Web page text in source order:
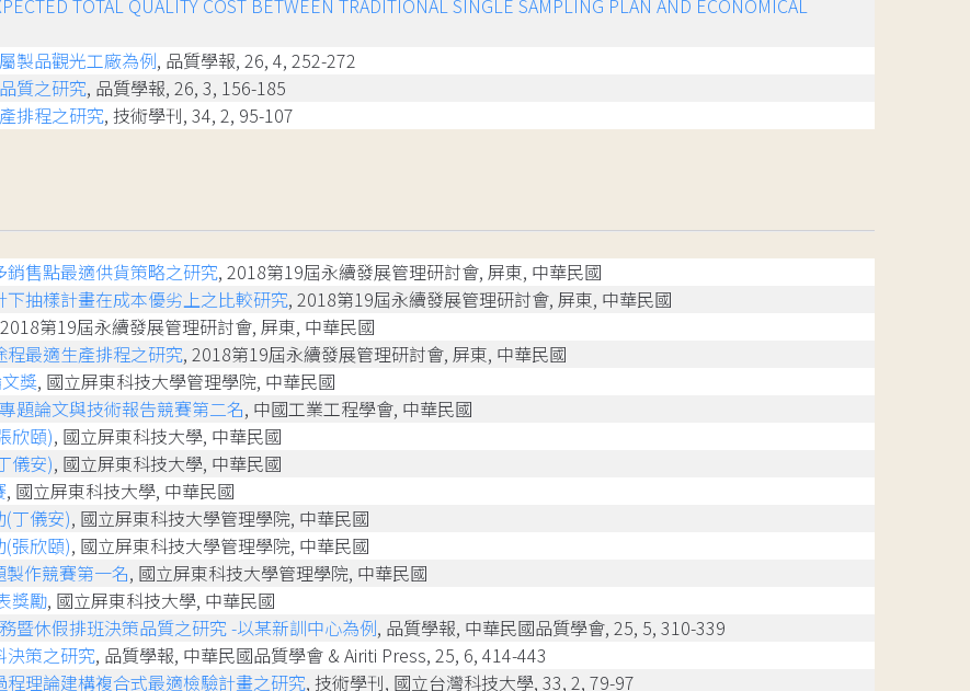
TOTAL QUALITY COST BETWEEN TRADITIONAL SINGLE SAMPLING PLAN AND ECONOMICAL
製品觀光工廠為例, 品質學報, 26, 4, 252-272
質之研究, 品質學報, 26, 3, 156-185
排程之研究, 技術學刊, 34, 2, 95-107
售點最適供貨策略之研究, 2018第19屆永續發展管理研討會, 屏東, 中華民國
抽樣計畫在成本優劣上之比較研究, 2018第19屆永續發展管理研討會, 屏東, 中華民國
第19屆永續發展管理研討會, 屏東, 中華民國
最適生產排程之研究, 2018第19屆永續發展管理研討會, 屏東, 中華民國
獎, 國立屏東科技大學管理學院, 中華民國
題論文與技術報告競賽第二名, 中國工業工程學會, 中華民國
欣頤), 國立屏東科技大學, 中華民國
儀安), 國立屏東科技大學, 中華民國
, 國立屏東科技大學, 中華民國
丁儀安), 國立屏東科技大學管理學院, 中華民國
張欣頤), 國立屏東科技大學管理學院, 中華民國
作競賽第一名, 國立屏東科技大學管理學院, 中華民國
獎勵, 國立屏東科技大學, 中華民國
暨休假排班決策品質之研究 -以某新訓中心為例, 品質學報, 中華民國品質學會, 25, 5, 310-339
決策之研究, 品質學報, 中華民國品質學會 & Airiti Press, 25, 6, 414-443
程理論建構複合式最適檢驗計畫之研究, 技術學刊, 國立台灣科技大學, 33, 2, 79-97